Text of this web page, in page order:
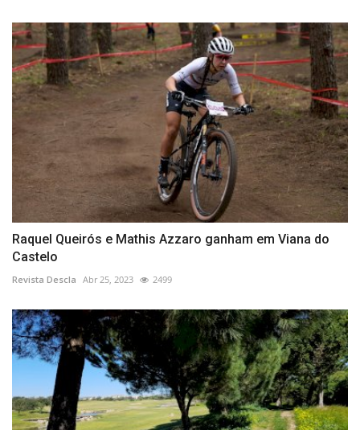
Raquel Queirós e Mathis Azzaro ganham em Viana do
Castelo
Revista Descla Abr 25, 2023 2499